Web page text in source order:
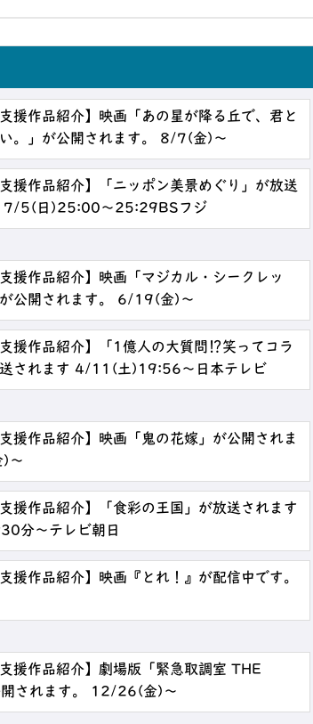
支援作品紹介】映画「あの星が降る丘で、君と
。」が公開されます。 8/7(金)～
支援作品紹介】「ニッポン美景めぐり」が放送
7/5(日)25:00～25:29BSフジ
援作品紹介】映画「マジカル・シークレッ
が公開されます。 6/19(金)～
支援作品紹介】「1億人の大質問⁉笑ってコラ
送されます 4/11(土)19:56～日本テレビ
支援作品紹介】映画「鬼の花嫁」が公開されま
～
支援作品紹介】「食彩の王国」が放送されます
分～テレビ朝日
援作品紹介】映画『とれ！』が配信中です。
支援作品紹介】劇場版「緊急取調室 THE
されます。 12/26(金)～